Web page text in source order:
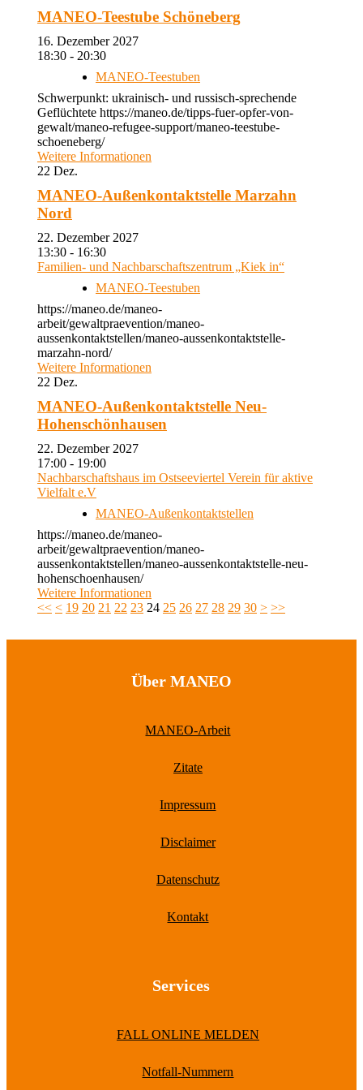
MANEO-Teestube Schöneberg
16. Dezember 2027
18:30 - 20:30
MANEO-Teestuben
Schwerpunkt: ukrainisch- und russisch-sprechende
Geflüchtete https://maneo.de/tipps-fuer-opfer-von-
gewalt/maneo-refugee-support/maneo-teestube-
schoeneberg/
Weitere Informationen
22 Dez.
MANEO-Außenkontaktstelle Marzahn
Nord
22. Dezember 2027
13:30 - 16:30
Familien- und Nachbarschaftszentrum „Kiek in“
MANEO-Teestuben
https://maneo.de/maneo-
arbeit/gewaltpraevention/maneo-
aussenkontaktstellen/maneo-aussenkontaktstelle-
marzahn-nord/
Weitere Informationen
22 Dez.
MANEO-Außenkontaktstelle Neu-
Hohenschönhausen
22. Dezember 2027
17:00 - 19:00
Nachbarschaftshaus im Ostseeviertel Verein für aktive
Vielfalt e.V
MANEO-Außenkontaktstellen
https://maneo.de/maneo-
arbeit/gewaltpraevention/maneo-
aussenkontaktstellen/maneo-aussenkontaktstelle-neu-
hohenschoenhausen/
Weitere Informationen
<< < 19 20 21 22 23 24 25 26 27 28 29 30 > >>
Über MANEO
MANEO-Arbeit
Zitate
Impressum
Disclaimer
Datenschutz
Kontakt
Services
FALL ONLINE MELDEN
Notfall-Nummern